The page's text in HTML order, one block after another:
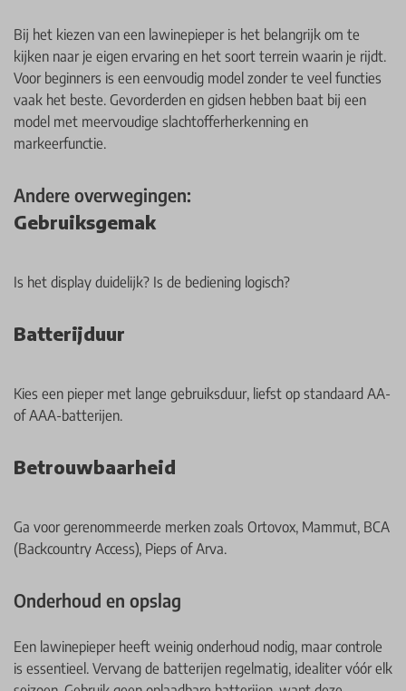
Bij het kiezen van een lawinepieper is het belangrijk om te
kijken naar je eigen ervaring en het soort terrein waarin je rijdt.
Voor beginners is een eenvoudig model zonder te veel functies
vaak het beste. Gevorderden en gidsen hebben baat bij een
model met meervoudige slachtofferherkenning en
markeerfunctie.
Andere overwegingen:
Gebruiksgemak
Is het display duidelijk? Is de bediening logisch?
Batterijduur
Kies een pieper met lange gebruiksduur, liefst op standaard AA-
of AAA-batterijen.
Betrouwbaarheid
Ga voor gerenommeerde merken zoals Ortovox, Mammut, BCA
(Backcountry Access), Pieps of Arva.
Onderhoud en opslag
Een lawinepieper heeft weinig onderhoud nodig, maar controle
is essentieel. Vervang de batterijen regelmatig, idealiter vóór elk